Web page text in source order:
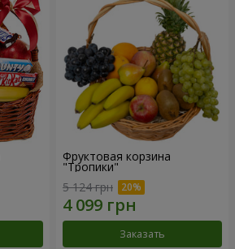
Фруктовая корзина
"Тропики"
5 124 грн
Заказать